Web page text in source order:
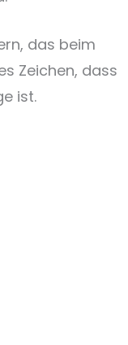
das beim
Zeichen, dass
ist.